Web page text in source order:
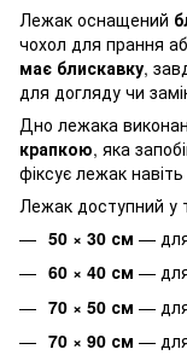
Лежак оснащений
чохол для прання
має блискавку,
для догляду чи
Дно лежака
крапкою, яка
фіксує лежак
Лежак доступний у
50 × 30 см —
60 × 40 см —
70 × 50 см —
70 × 90 см —